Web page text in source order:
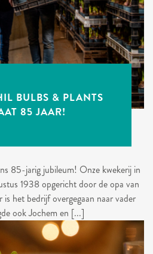
BULBS & PLANTS
85 JAAR!
85-jarig jubileum! Onze kwekerij in
1938 opgericht door de opa van
het bedrijf overgegaan naar vader
ook Jochem en [...]